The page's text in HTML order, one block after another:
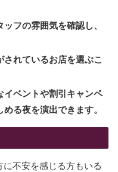
フの雰囲気を確認し、
れているお店を選ぶこ
イベントや割引キャンペ
る夜を演出できます。
不安を感じる方もいる